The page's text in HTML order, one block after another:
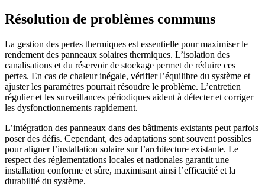
Résolution de problèmes communs
La gestion des pertes thermiques est essentielle pour maximiser le
rendement des panneaux solaires thermiques. L’isolation des
canalisations et du réservoir de stockage permet de réduire ces
pertes. En cas de chaleur inégale, vérifier l’équilibre du système et
ajuster les paramètres pourrait résoudre le problème. L’entretien
régulier et les surveillances périodiques aident à détecter et corriger
les dysfonctionnements rapidement.
L’intégration des panneaux dans des bâtiments existants peut parfois
poser des défis. Cependant, des adaptations sont souvent possibles
pour aligner l’installation solaire sur l’architecture existante. Le
respect des réglementations locales et nationales garantit une
installation conforme et sûre, maximisant ainsi l’efficacité et la
durabilité du système.